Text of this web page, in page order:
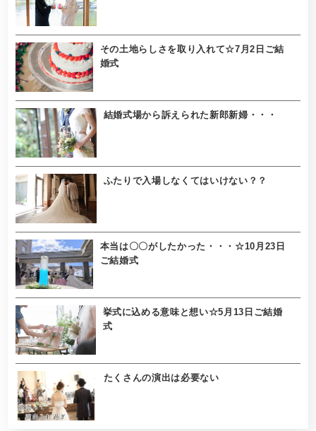
その土地らしさを取り入れて☆7月2日ご結
婚式
結婚式場から訴えられた新郎新婦・・・
ふたりで入場しなくてはいけない？？
本当は〇〇がしたかった・・・☆10月23日
ご結婚式
挙式に込める意味と想い☆5月13日ご結婚
式
たくさんの演出は必要ない